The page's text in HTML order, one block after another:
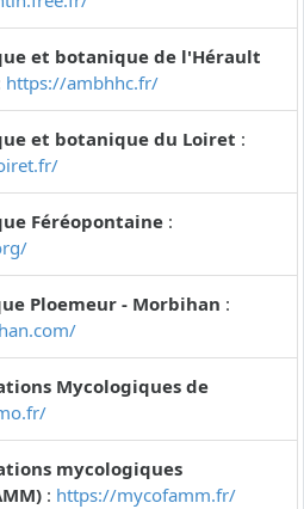
et botanique de l'Hérault
https://ambhhc.fr/
et botanique du Loiret :
Féréopontaine :
Ploemeur - Morbihan :
Mycologiques de
mycologiques
: https://mycofamm.fr/